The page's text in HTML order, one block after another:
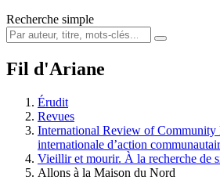
Recherche simple
Fil d'Ariane
Érudit
Revues
International Review of Community
internationale d’action
Vieillir et mourir. À la recherche de
Allons à la Maison du Nord